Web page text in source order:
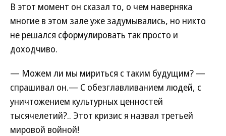
В этот момент он сказал то, о чем наверняка
многие в этом зале уже задумывались, но никто
не решался сформулировать так просто и
доходчиво.
— Можем ли мы мириться с таким будущим? —
спрашивал он.— С обезглавливанием людей, с
уничтожением культурных ценностей
тысячелетий?.. Этот кризис я назвал третьей
мировой войной!